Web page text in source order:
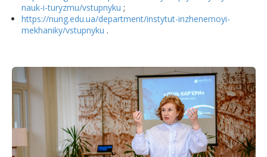
nauk-i-turyzmu/vstupnyku ;
https://nung.edu.ua/department/instytut-inzhenernoyi-
mekhaniky/vstupnyku .